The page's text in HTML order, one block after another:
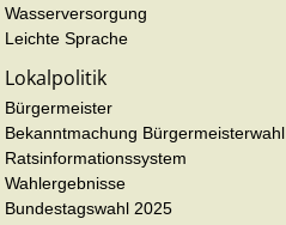
Wasserversorgung
Leichte Sprache
Lokalpolitik
Bürgermeister
Bekanntmachung Bürgermeisterwahl
Ratsinformationssystem
Wahlergebnisse
Bundestagswahl 2025